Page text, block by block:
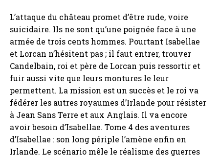
L’attaque du château promet d’être rude, voire
suicidaire. Ils ne sont qu’une poignée face à une
armée de trois cents hommes. Pourtant Isabellae
et Lorcan n’hésitent pas ; il faut entrer, trouver
Candelbain, roi et père de Lorcan puis ressortir et
fuir aussi vite que leurs montures le leur
permettent. La mission est un succès et le roi va
fédérer les autres royaumes d’Irlande pour résister
à Jean Sans Terre et aux Anglais. Il va encore
avoir besoin d’Isabellae. Tome 4 des aventures
d’Isabellae : son long périple l’amène enfin en
Irlande. Le scénario mêle le réalisme des guerres